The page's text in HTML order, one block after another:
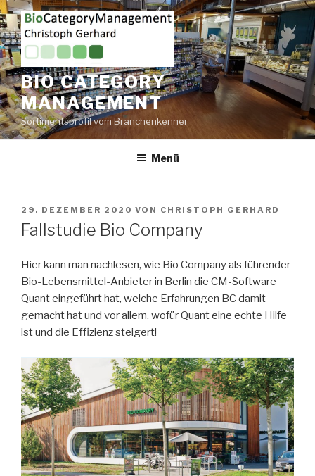
Zum
Inhalt
springen
BIO CATEGORY
MANAGEMENT
Sortimentsprofil vom Branchenkenner
Menü
VERÖFFENTLICHT
AM
29. DEZEMBER 2020 VON CHRISTOPH GERHARD
Fallstudie Bio Company
Hier kann man nachlesen, wie Bio Company als führender
Bio-Lebensmittel-Anbieter in Berlin die CM-Software
Quant eingeführt hat, welche Erfahrungen BC damit
gemacht hat und vor allem, wofür Quant eine echte Hilfe
ist und die Effizienz steigert!